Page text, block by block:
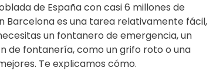
de España con casi 6 millones de
Barcelona es una tarea relativamente fácil,
un fontanero de emergencia, un
de fontanería, como un grifo roto o una
Te explicamos cómo.